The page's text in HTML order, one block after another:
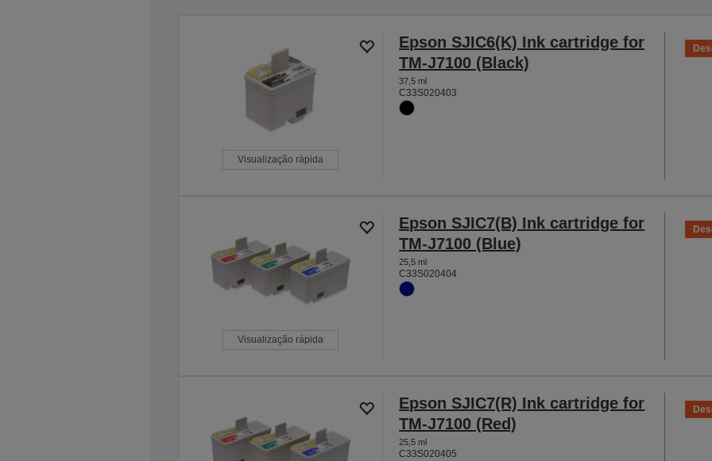
Visualização rápida
Epson SJIC6(K) Ink cartridge for
TM-J7100 (Black)
37,5 ml
C33S020403
Visualização rápida
Epson SJIC7(B) Ink cartridge for
TM-J7100 (Blue)
25,5 ml
C33S020404
Epson SJIC7(R) Ink cartridge for
TM-J7100 (Red)
25,5 ml
C33S020405